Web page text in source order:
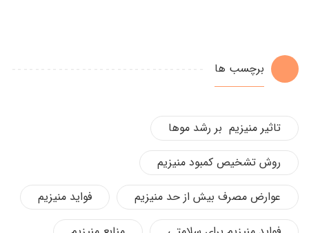
برچسب ها
تاثیر منیزیم بر رشد موها
روش تشخیص کمبود منیزیم
عوارض مصرف بیش از حد منیزیم
فواید منیزیم